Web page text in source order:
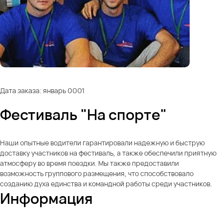
Дата заказа: январь 0001
Фестиваль "На спорте"
Наши опытные водители гарантировали надежную и быструю
доставку участников на фестиваль, а также обеспечили приятную
атмосферу во время поездки. Мы также предоставили
возможность группового размещения, что способствовало
созданию духа единства и командной работы среди участников.
Информация